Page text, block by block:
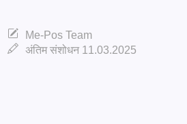
Me-Pos Team
अंतिम संशोधन 11.03.2025